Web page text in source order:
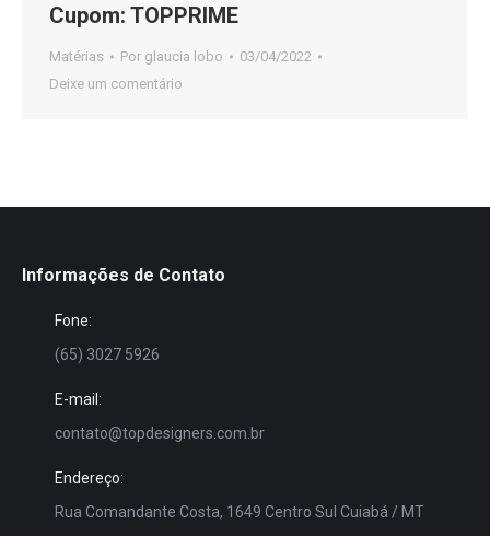
Cupom: TOPPRIME
Matérias Por glaucia lobo
03/04/2022
Deixe um comentário
Informações de Contato
Fone:
(65) 3027 5926
E-mail:
contato@topdesigners.com.br
Endereço:
Rua Comandante Costa, 1649 Centro Sul Cuiabá / MT